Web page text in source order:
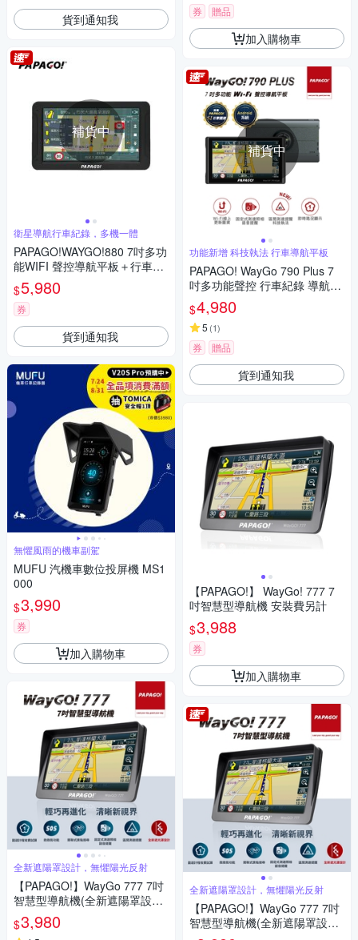
貨到通知我
補貨中
衛星導航行車紀錄，多機一體
PAPAGO!WAYGO!880 7吋多功
能WIFI 聲控導航平板＋行車紀
錄器
$5,980
券
貨到通知我
無懼風雨的機車副駕
MUFU 汽機車數位投屏機 MS1
000
$3,990
券
加入購物車
全新遮陽罩設計，無懼陽光反射
【PAPAGO!】WayGo 777 7吋
智慧型導航機(全新遮陽罩設計/
S1圖像化導航介面/測速提醒)~
急
$3,980
券 贈品
加入購物車
補貨中
功能新增 科技執法 行車導航平板
PAPAGO! WayGo 790 Plus 7
吋多功能聲控 行車紀錄 導航平
板(科技執法/WIFI線上更新圖
資)~急
$4,980
5 (1)
券 贈品
貨到通知我
【PAPAGO!】 WayGo! 777 7
吋智慧型導航機 安裝費另計
$3,988
券
加入購物車
全新遮陽罩設計，無懼陽光反射
【PAPAGO!】WayGo 777 7吋
智慧型導航機(全新遮陽罩設計/